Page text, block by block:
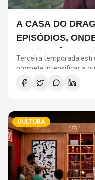
A CASA DO
EPISÓDIOS,
QUE VOCÊ
NOVA
Terceira temporada
promete intensificar a
CULTURA